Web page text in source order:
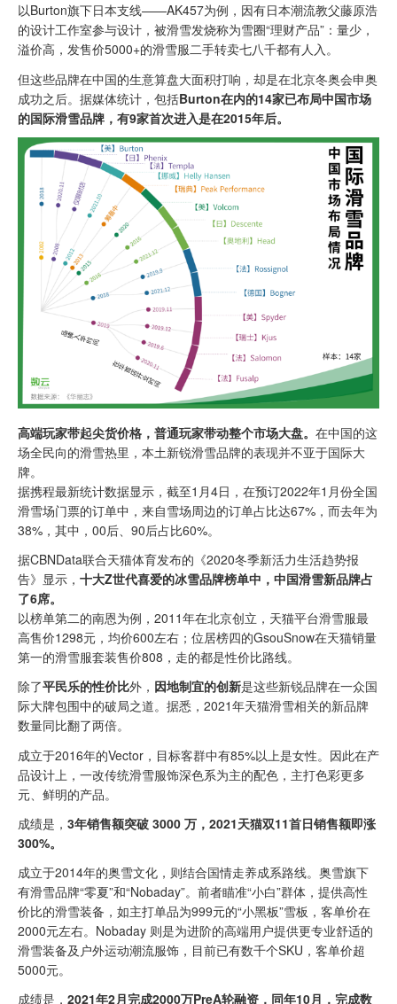
以Burton旗下日本支线——AK457为例，因有日本潮流教父藤原浩
的设计工作室参与设计，被滑雪发烧称为雪圈“理财产品”：量少，
溢价高，发售价5000+的滑雪服二手转卖七八千都有人入。
但这些品牌在中国的生意算盘大面积打响，却是在北京冬奥会申奥
成功之后。据媒体统计，包括Burton在内的14家已布局中国市场
的国际滑雪品牌，有9家首次进入是在2015年后。
高端玩家带起尖货价格，普通玩家带动整个市场大盘。 在中国的这
场全民向的滑雪热里，本土新锐滑雪品牌的表现并不亚于国际大
牌。
据携程最新统计数据显示，截至1月4日，在预订2022年1月份全国
滑雪场门票的订单中，来自雪场周边的订单占比达67%，而去年为
38%，其中，00后、90后占比60%。
据CBNData联合天猫体育发布的《2020冬季新活力生活趋势报
告》显示， 十大Z世代喜爱的冰雪品牌榜单中，中国滑雪新品牌占
了6席。
以榜单第二的南恩为例，2011年在北京创立，天猫平台滑雪服最
高售价1298元，均价600左右；位居榜四的GsouSnow在天猫销量
第一的滑雪服套装售价808，走的都是性价比路线。
除了平民乐的性价比外， 因地制宜的创新是这些新锐品牌在一众国
际大牌包围中的破局之道。据悉，2021年天猫滑雪相关的新品牌
数量同比翻了两倍。
成立于2016年的Vector，目标客群中有85%以上是女性。因此在产
品设计上，一改传统滑雪服饰深色系为主的配色，主打色彩更多
元、鲜明的产品。
成绩是， 3年销售额突破 3000 万，2021天猫双11首日销售额即涨
300%。
成立于2014年的奥雪文化，则结合国情走养成系路线。奥雪旗下
有滑雪品牌“零夏”和“Nobaday”。前者瞄准“小白”群体，提供高性
价比的滑雪装备，如主打单品为999元的“小黑板”雪板，客单价在
2000元左右。Nobaday 则是为进阶的高端用户提供更专业舒适的
滑雪装备及户外运动潮流服饰，目前已有数千个SKU，客单价超
5000元。
成绩是， 2021年2月完成2000万PreA轮融资，同年10月，完成数